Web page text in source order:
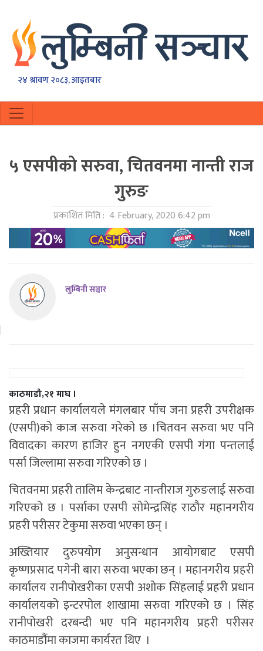
२४ श्रावण २०८३, आइतबार
५ एसपीको सरुवा, चितवनमा नान्ती राज
गुरुङ
प्रकाशित मिति : 4 February, 2020 6:42 pm
लुम्बिनी सञ्चार
काठमाडौ,२१ माघ ।
प्रहरी प्रधान कार्यालयले मंगलबार पाँच जना प्रहरी उपरीक्षक
(एसपी)को काज सरुवा गरेको छ ।चितवन सरुवा भए पनि
विवादका कारण हाजिर हुन नगएकी एसपी गंगा पन्तलाई
पर्सा जिल्लामा सरुवा गरिएको छ ।
चितवनमा प्रहरी तालिम केन्द्रबाट नान्तीराज गुरुङलाई सरुवा
गरिएको छ । पर्साका एसपी सोमेन्द्रसिंह राठौर महानगरीय
प्रहरी परीसर टेकुमा सरुवा भएका छन् ।
अख्तियार दुरुपयाेग अनुसन्धान आयाेगबाट एसपी
कृष्णप्रसाद पगेनी बारा सरुवा भएका छन् । महानगरीय प्रहरी
कार्यालय रानीपोखरीका एसपी अशोक सिंहलाई प्रहरी प्रधान
कार्यालयको इन्टरपोल शाखामा सरुवा गरिएको छ । सिंह
रानीपोखरी दरबन्दी भए पनि महानगरीय प्रहरी परीसर
काठमाडौंमा काजमा कार्यरत थिए ।